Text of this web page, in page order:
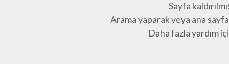
Sayfa
Arama yaparak veya ana
Daha fazla yardım